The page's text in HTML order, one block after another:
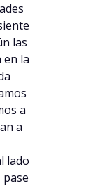
las
en la
a
a
lado